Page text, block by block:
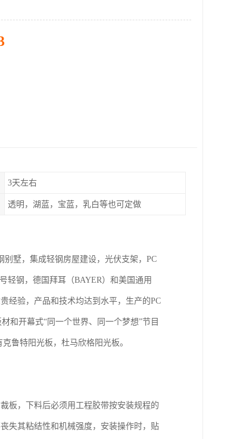
3天左右
透明，湖蓝，宝蓝，乳白等也可定做
别墅，集成轻钢房屋建设，光伏支架，PC
轻钢，德国拜耳（BAYER）和美国通用
经验，产品和技术均达到水平，生产的PC
和开幕式“同一个世界、同一个梦想”节目
鲁特阳光板，杜马欣格阳光板。
板，下料后必须用工程胶带按安装规程的
失其粘结性和机械强度，安装操作时，贴